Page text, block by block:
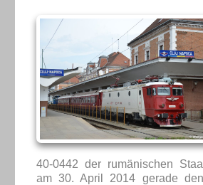
40-0442 der rumänischen
am 30. April 2014 gerade